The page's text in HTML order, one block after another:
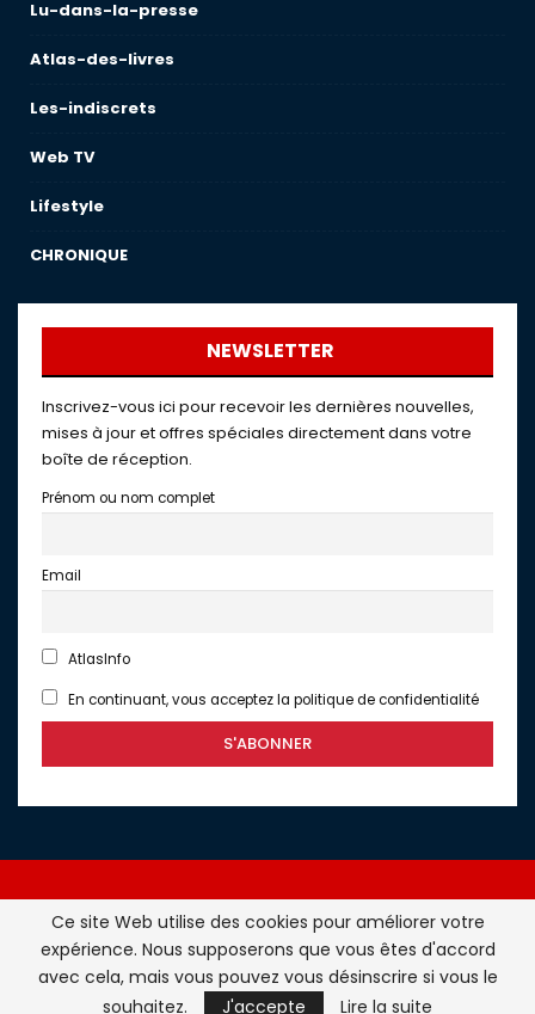
Lu-dans-la-presse
Atlas-des-livres
Les-indiscrets
Web TV
Lifestyle
CHRONIQUE
NEWSLETTER
Inscrivez-vous ici pour recevoir les dernières nouvelles,
mises à jour et offres spéciales directement dans votre
boîte de réception.
Prénom ou nom complet
Email
AtlasInfo
En continuant, vous acceptez la politique de confidentialité
Atlasinfo.fr : l'essentiel de l'actualité de la France et du
Maghreb © Tous Droits Réservés - Atlasinfo- 2026
Ce site Web utilise des cookies pour améliorer votre
expérience. Nous supposerons que vous êtes d'accord
avec cela, mais vous pouvez vous désinscrire si vous le
souhaitez.
J'accepte Lire la suite